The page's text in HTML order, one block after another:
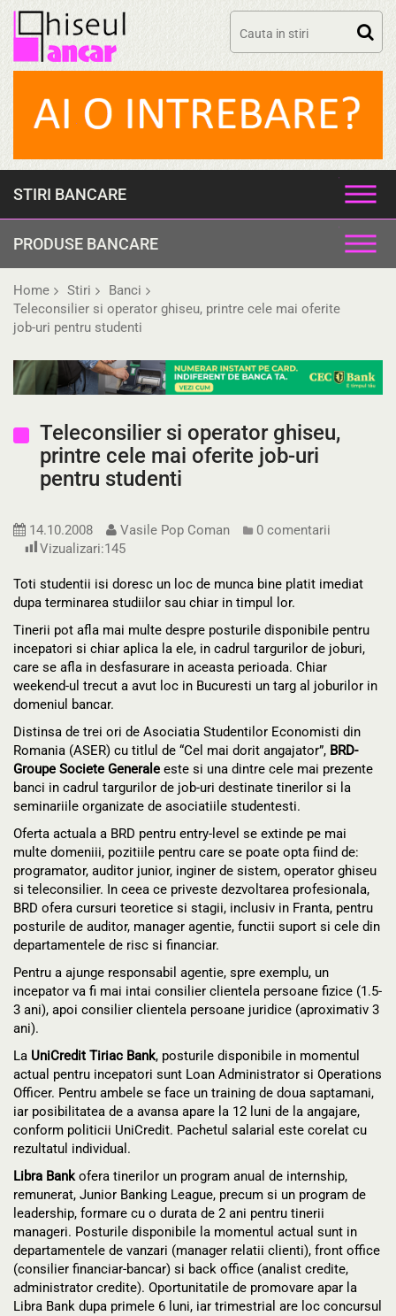
Skip
STIRI BANCARE
PRODUSE BANCARE
Home Stiri
Banci
Teleconsilier si operator ghiseu, printre cele mai oferite
job-uri pentru studenti
Teleconsilier si operator ghiseu,
printre cele mai oferite job-uri
pentru studenti
14.10.2008 Vasile Pop Coman
0 comentarii
Vizualizari:145
Toti studentii isi doresc un loc de munca bine platit imediat
dupa terminarea studiilor sau chiar in timpul lor.
Tinerii pot afla mai multe despre posturile disponibile pentru
incepatori si chiar aplica la ele, in cadrul targurilor de joburi,
care se afla in desfasurare in aceasta perioada. Chiar
weekend-ul trecut a avut loc in Bucuresti un targ al joburilor in
domeniul bancar.
Distinsa de trei ori de Asociatia Studentilor Economisti din
Romania (ASER) cu titlul de “Cel mai dorit angajator”, BRD-
Groupe Societe Generale este si una dintre cele mai prezente
banci in cadrul targurilor de job-uri destinate tinerilor si la
seminariile organizate de asociatiile studentesti.
Oferta actuala a BRD pentru entry-level se extinde pe mai
multe domeniii, pozitiile pentru care se poate opta fiind de:
programator, auditor junior, inginer de sistem, operator ghiseu
si teleconsilier. In ceea ce priveste dezvoltarea profesionala,
BRD ofera cursuri teoretice si stagii, inclusiv in Franta, pentru
posturile de auditor, manager agentie, functii suport si cele din
departamentele de risc si financiar.
Pentru a ajunge responsabil agentie, spre exemplu, un
incepator va fi mai intai consilier clientela persoane fizice (1.5-
3 ani), apoi consilier clientela persoane juridice (aproximativ 3
ani).
La UniCredit Tiriac Bank, posturile disponibile in momentul
actual pentru incepatori sunt Loan Administrator si Operations
Officer. Pentru ambele se face un training de doua saptamani,
iar posibilitatea de a avansa apare la 12 luni de la angajare,
conform politicii UniCredit. Pachetul salarial este corelat cu
rezultatul individual.
Libra Bankofera tinerilor un program anual de internship,
remunerat, Junior Banking League, precum si un program de
leadership, formare cu o durata de 2 ani pentru tinerii
manageri. Posturile disponibile la momentul actual sunt in
departamentele de vanzari (manager relatii clienti), front office
(consilier financiar-bancar) si back office (analist credite,
administrator credite). Oportunitatile de promovare apar la
Libra Bank dupa primele 6 luni, iar trimestrial are loc concursul